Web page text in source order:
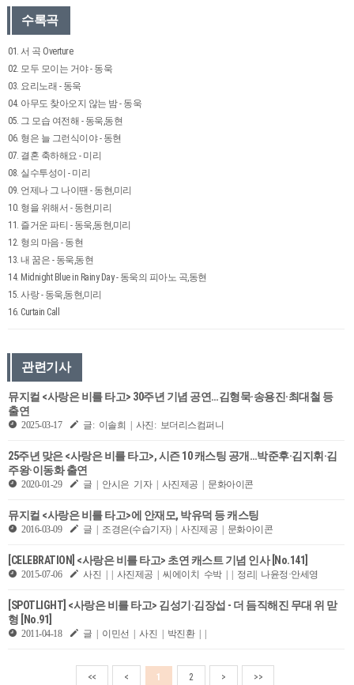
수록곡
01. 서 곡 Overture
02. 모두 모이는 거야 - 동욱
03. 요리노래 - 동욱
04. 아무도 찾아오지 않는 밤 - 동욱
05. 그 모습 여전해 - 동욱,동현
06. 형은 늘 그런식이야 - 동현
07. 결혼 축하해요 - 미리
08. 실수투성이 - 미리
09. 언제나 그 나이땐 - 동현,미리
10. 형을 위해서 - 동현,미리
11. 즐거운 파티 - 동욱,동현,미리
12. 형의 마음 - 동현
13. 내 꿈은 - 동욱,동현
14. Midnight Blue in Rainy Day - 동욱의 피아노 곡,동현
15. 사랑 - 동욱,동현,미리
16. Curtain Call
관련기사
뮤지컬 <사랑은 비를 타고> 30주년 기념 공연…김형묵·송용진·최대철 등
출연
2025-03-17 글: 이솔희 | 사진: 보더리스컴퍼니
25주년 맞은 <사랑은 비를 타고>, 시즌 10 캐스팅 공개…박준후·김지휘·김
주왕·이동화 출연
2020-01-29 글 | 안시은 기자 | 사진제공 | 문화아이콘
뮤지컬 <사랑은 비를 타고>에 안재모, 박유덕 등 캐스팅
2016-03-09 글 | 조경은(수습기자) | 사진제공 | 문화아이콘
[CELEBRATION] <사랑은 비를 타고> 초연 캐스트 기념 인사 [No.141]
2015-07-06 사진 | | 사진제공 | 씨에이치 수박 | | 정리| 나윤정·안세영
[SPOTLIGHT] <사랑은 비를 타고> 김성기·김장섭 - 더 듬직해진 무대 위 맏
형 [No.91]
2011-04-18 글 | 이민선 | 사진 | 박진환 | |
<< < 1 2 > >>